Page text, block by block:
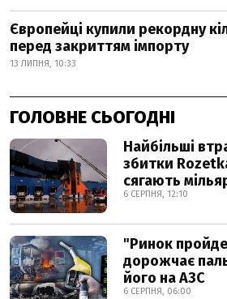
Європейці купили рекордну
перед закриттям імпорту
13 ЛИПНЯ, 10:33
ГОЛОВНЕ СЬОГОДНІ
Найбільші
збитки
сягають
6 СЕРПНЯ, 12:10
"Ринок
дорожчає
його на АЗС
6 СЕРПНЯ, 06:00